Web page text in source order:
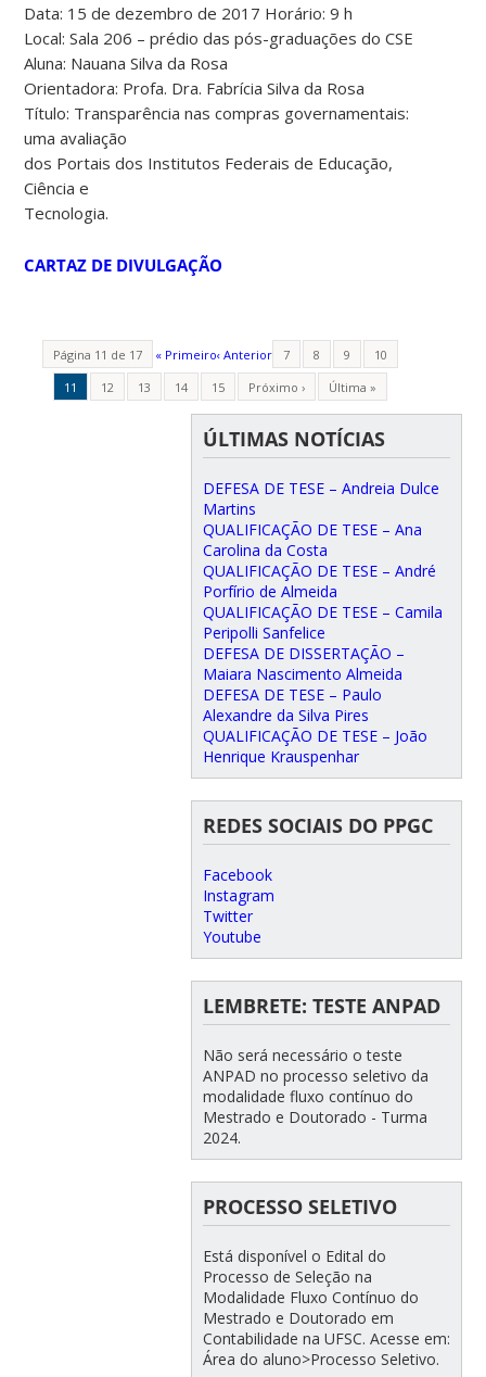
Data: 15 de dezembro de 2017 Horário: 9 h
Local: Sala 206 – prédio das pós-graduações do CSE
Aluna: Nauana Silva da Rosa
Orientadora: Profa. Dra. Fabrícia Silva da Rosa
Título: Transparência nas compras governamentais:
uma avaliação
dos Portais dos Institutos Federais de Educação,
Ciência e
Tecnologia.
CARTAZ DE DIVULGAÇÃO
Página 11 de 17 « Primeiro‹ Anterior 7 8 9
10
11
12 13 14 15 Próximo › Última »
ÚLTIMAS NOTÍCIAS
DEFESA DE TESE – Andreia Dulce
Martins
QUALIFICAÇÃO DE TESE – Ana
Carolina da Costa
QUALIFICAÇÃO DE TESE – André
Porfírio de Almeida
QUALIFICAÇÃO DE TESE – Camila
Peripolli Sanfelice
DEFESA DE DISSERTAÇÃO –
Maiara Nascimento Almeida
DEFESA DE TESE – Paulo
Alexandre da Silva Pires
QUALIFICAÇÃO DE TESE – João
Henrique Krauspenhar
REDES SOCIAIS DO PPGC
Facebook
Instagram
Twitter
Youtube
LEMBRETE: TESTE ANPAD
Não será necessário o teste
ANPAD no processo seletivo da
modalidade fluxo contínuo do
Mestrado e Doutorado - Turma
2024.
PROCESSO SELETIVO
Está disponível o Edital do
Processo de Seleção na
Modalidade Fluxo Contínuo do
Mestrado e Doutorado em
Contabilidade na UFSC. Acesse em:
Área do aluno>Processo Seletivo.